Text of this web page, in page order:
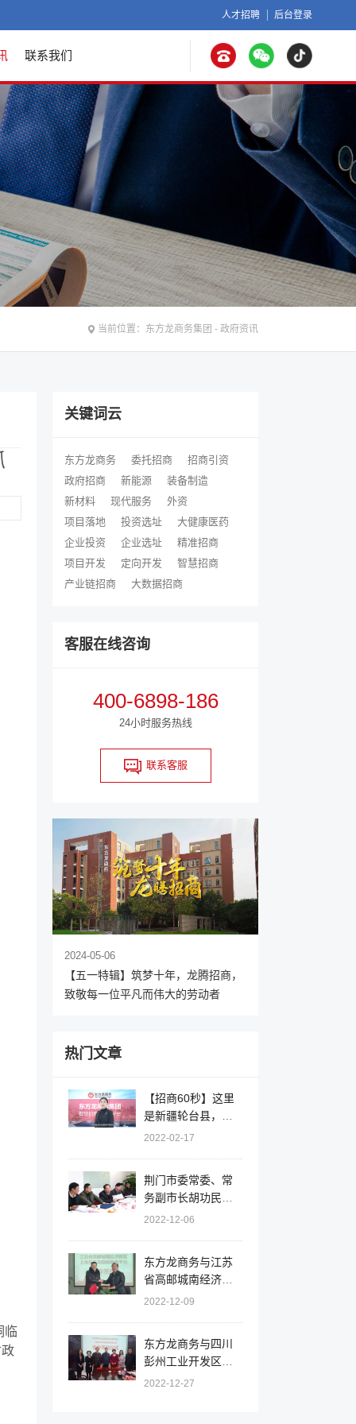
人才招聘 后台登录
联系我们
当前位置： 东方龙商务集团 -政府资讯
临
关键词云
东方龙商务 委托招商
招商引资
政府招商
新能源
装备制造
新材料
现代服务
外资
项目落地
投资选址
大健康医药
企业投资
企业选址
精准招商
项目开发
定向开发
智慧招商
产业链招商
大数据招商
客服在线咨询
400-6898-186
24小时服务热线
联系客服
2024-05-06
【五一特辑】筑梦十年，龙腾招商，
致敬每一位平凡而伟大的劳动者
热门文章
【招商60秒】这里
是新疆轮台县，强
势打造历史文化名
城！
2022-02-17
荆门市委常委、常
务副市长胡功民率
队赴上海考察，与
2022-12-06
东方龙商务与江苏
省高邮城南经济新
区签订委托招商引
2022-12-09
东方龙商务与四川
彭州工业开发区签
订委托招商引资合
2022-12-27